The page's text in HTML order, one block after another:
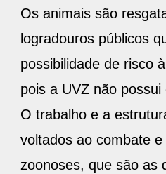
Os animais são
logradouros públicos
possibilidade de risco
pois a UVZ não
O trabalho e a
voltados ao combate
zoonoses, que são as